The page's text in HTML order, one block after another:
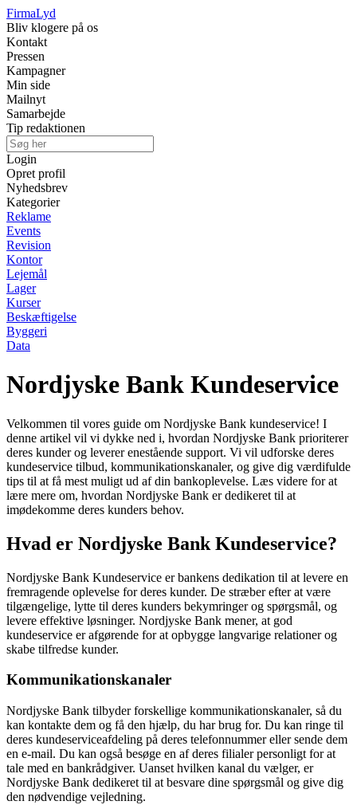
FirmaLyd
Bliv klogere på os
Kontakt
Pressen
Kampagner
Min side
Mailnyt
Samarbejde
Tip redaktionen
Login
Opret profil
Nyhedsbrev
Kategorier
Reklame
Events
Revision
Kontor
Lejemål
Lager
Kurser
Beskæftigelse
Byggeri
Data
Nordjyske Bank Kundeservice
Velkommen til vores guide om Nordjyske Bank kundeservice! I
denne artikel vil vi dykke ned i, hvordan Nordjyske Bank prioriterer
deres kunder og leverer enestående support. Vi vil udforske deres
kundeservice tilbud, kommunikationskanaler, og give dig værdifulde
tips til at få mest muligt ud af din bankoplevelse. Læs videre for at
lære mere om, hvordan Nordjyske Bank er dedikeret til at
imødekomme deres kunders behov.
Hvad er Nordjyske Bank Kundeservice?
Nordjyske Bank Kundeservice er bankens dedikation til at levere en
fremragende oplevelse for deres kunder. De stræber efter at være
tilgængelige, lytte til deres kunders bekymringer og spørgsmål, og
levere effektive løsninger. Nordjyske Bank mener, at god
kundeservice er afgørende for at opbygge langvarige relationer og
skabe tilfredse kunder.
Kommunikationskanaler
Nordjyske Bank tilbyder forskellige kommunikationskanaler, så du
kan kontakte dem og få den hjælp, du har brug for. Du kan ringe til
deres kundeserviceafdeling på deres telefonnummer eller sende dem
en e-mail. Du kan også besøge en af deres filialer personligt for at
tale med en bankrådgiver. Uanset hvilken kanal du vælger, er
Nordjyske Bank dedikeret til at besvare dine spørgsmål og give dig
den nødvendige vejledning.